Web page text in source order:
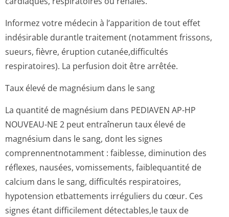
Informez votre médecin à l’apparition de tout effet
indésirable durantle traitement (notamment frissons,
sueurs, fièvre, éruption cutanée,difficultés
respiratoires). La perfusion doit être arrêtée.
Taux élevé de magnésium dans le sang
La quantité de magnésium dans PEDIAVEN AP-HP
NOUVEAU-NE 2 peut entraînerun taux élevé de
magnésium dans le sang, dont les signes
comprennentno­tamment : faiblesse, diminution des
réflexes, nausées, vomissements, faiblequantité de
calcium dans le sang, difficultés respiratoires,
hypotension etbattements irréguliers du cœur. Ces
signes étant difficilement détectables,le taux de